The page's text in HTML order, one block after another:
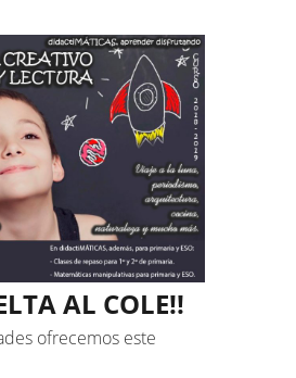
AL COLE!!
ofrecemos este